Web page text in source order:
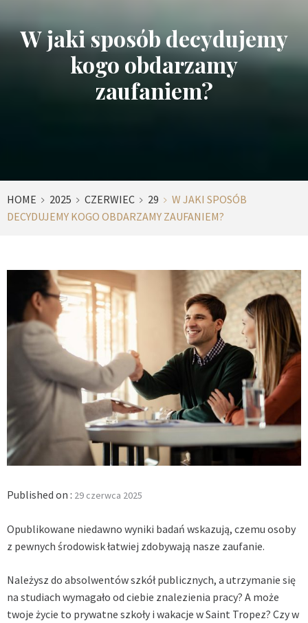
W jaki sposób decydujemy
kogo obdarzamy
zaufaniem?
HOME 2025 CZERWIEC 29
W JAKI SPOSÓB
DECYDUJEMY KOGO OBDARZAMY ZAUFANIEM?
Published on : 29 czerwca 2025
Opublikowane niedawno wyniki badań wskazują, czemu osoby
z pewnych środowisk łatwiej zdobywają nasze zaufanie.
Należysz do absolwentów szkół publicznych, a utrzymanie się
na studiach wymagało od ciebie znalezienia pracy? A może
twoje życie to prywatne szkoły i wakacje w Saint Tropez? Czy w